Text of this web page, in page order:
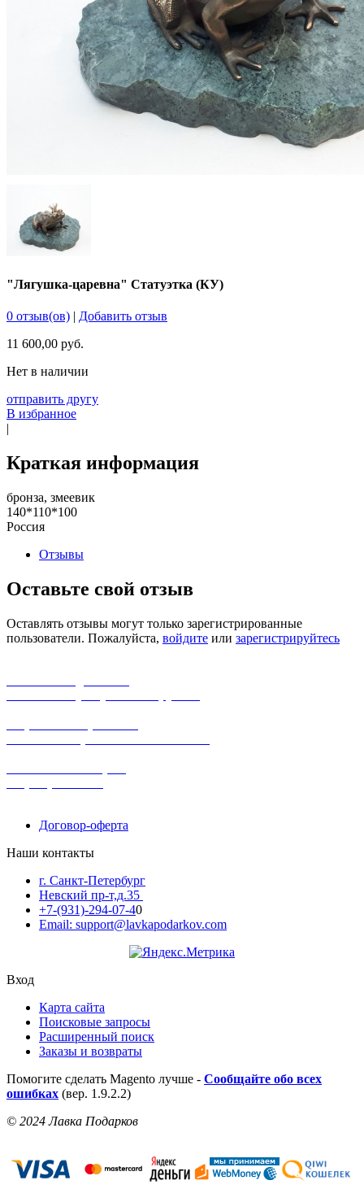
"Лягушка-царевна" Статуэтка (КУ)
0 отзыв(ов) | Добавить отзыв
11 600,00 руб.
Нет в наличии
отправить другу
В избранное
|
Краткая информация
бронза, змеевик
140*110*100
Россия
Отзывы
Оставьте свой отзыв
Оставлять отзывы могут только зарегистрированные
пользователи. Пожалуйста, войдите или зарегистрируйтесь
Договор-оферта
Наши контакты
г. Санкт-Петербург
Невский пр-т,д.35
+7-(931)-294-07-40
Email: support@lavkapodarkov.com
Вход
Карта сайта
Поисковые запросы
Расширенный поиск
Заказы и возвраты
Помогите сделать Magento лучше - Сообщайте обо всех
ошибках (вер. 1.9.2.2)
© 2024 Лавка Подарков